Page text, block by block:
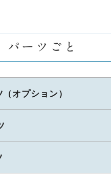
ーツごと
（オプション）